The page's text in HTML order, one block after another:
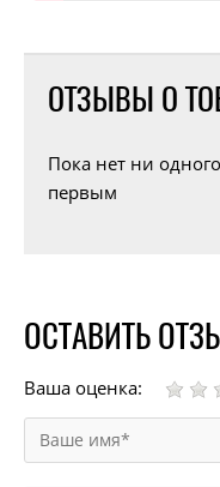
ОТЗЫВЫ О
Пока нет ни
первым
ОСТАВИТЬ
Ваша оценка: